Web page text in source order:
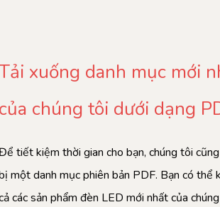
xuống danh mục mới
của chúng tôi dưới dạng
tiết kiệm thời gian cho bạn, chúng tôi cũng
một danh mục phiên bản PDF. Bạn có thể
các sản phẩm đèn LED mới nhất của